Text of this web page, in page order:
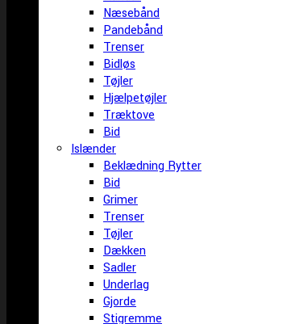
Næsebånd
Pandebånd
Trenser
Bidløs
Tøjler
Hjælpetøjler
Træktove
Bid
Islænder
Beklædning Rytter
Bid
Grimer
Trenser
Tøjler
Dækken
Sadler
Underlag
Gjorde
Stigremme